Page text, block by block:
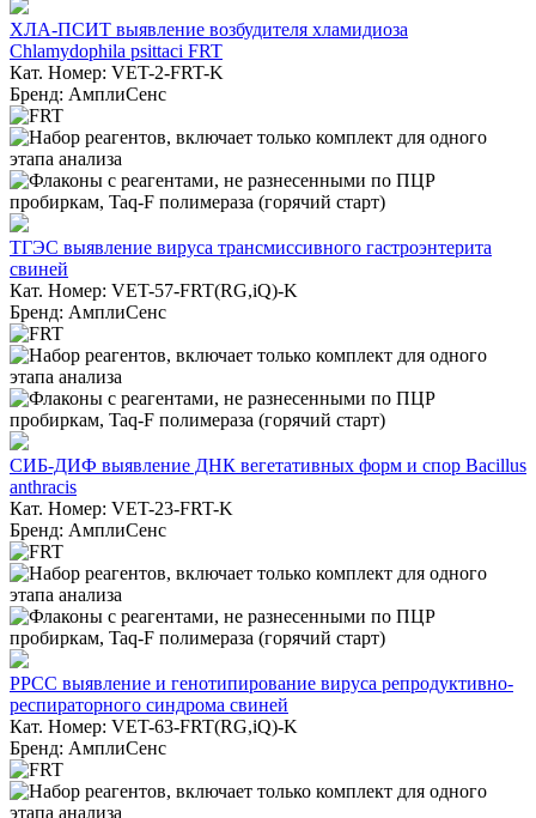
ХЛА-ПСИТ выявление возбудителя хламидиоза
Chlamydophila psittaci FRT
Кат. Номер: VET-2-FRT-K
Бренд: АмплиСенс
ТГЭС выявление вируса трансмиссивного гастроэнтерита
свиней
Кат. Номер: VET-57-FRT(RG,iQ)-K
Бренд: АмплиСенс
СИБ-ДИФ выявление ДНК вегетативных форм и спор Bacillus
anthracis
Кат. Номер: VET-23-FRT-K
Бренд: АмплиСенс
РРСС выявление и генотипирование вируса репродуктивно-
респираторного синдрома свиней
Кат. Номер: VET-63-FRT(RG,iQ)-K
Бренд: АмплиСенс